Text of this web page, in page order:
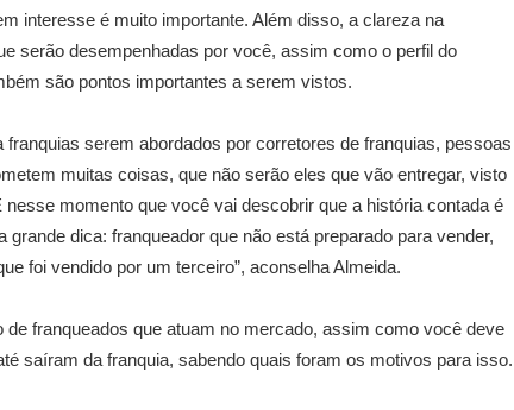
interesse é muito importante. Além disso, a clareza na
serão desempenhadas por você, assim como o perfil do
são pontos importantes a serem vistos.
serem abordados por corretores de franquias, pessoas
muitas coisas, que não serão eles que vão entregar, visto
nesse momento que você vai descobrir que a história contada é
dica: franqueador que não está preparado para vender,
foi vendido por um terceiro”, aconselha Almeida.
franqueados que atuam no mercado, assim como você deve
saíram da franquia, sabendo quais foram os motivos para isso.